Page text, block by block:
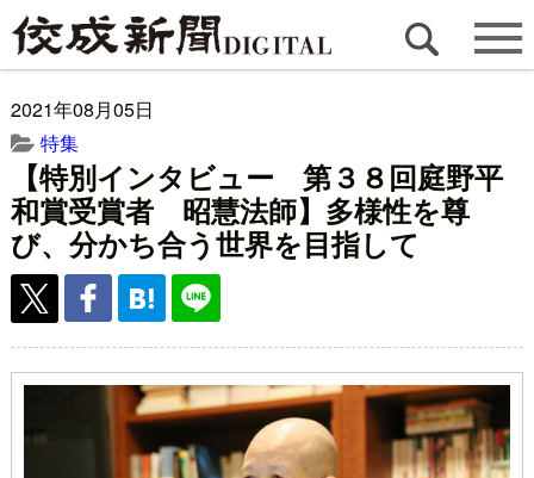
2021年08月05日
特集
【特別インタビュー 第３８回庭野平
和賞受賞者 昭慧法師】多様性を尊
び、分かち合う世界を目指して